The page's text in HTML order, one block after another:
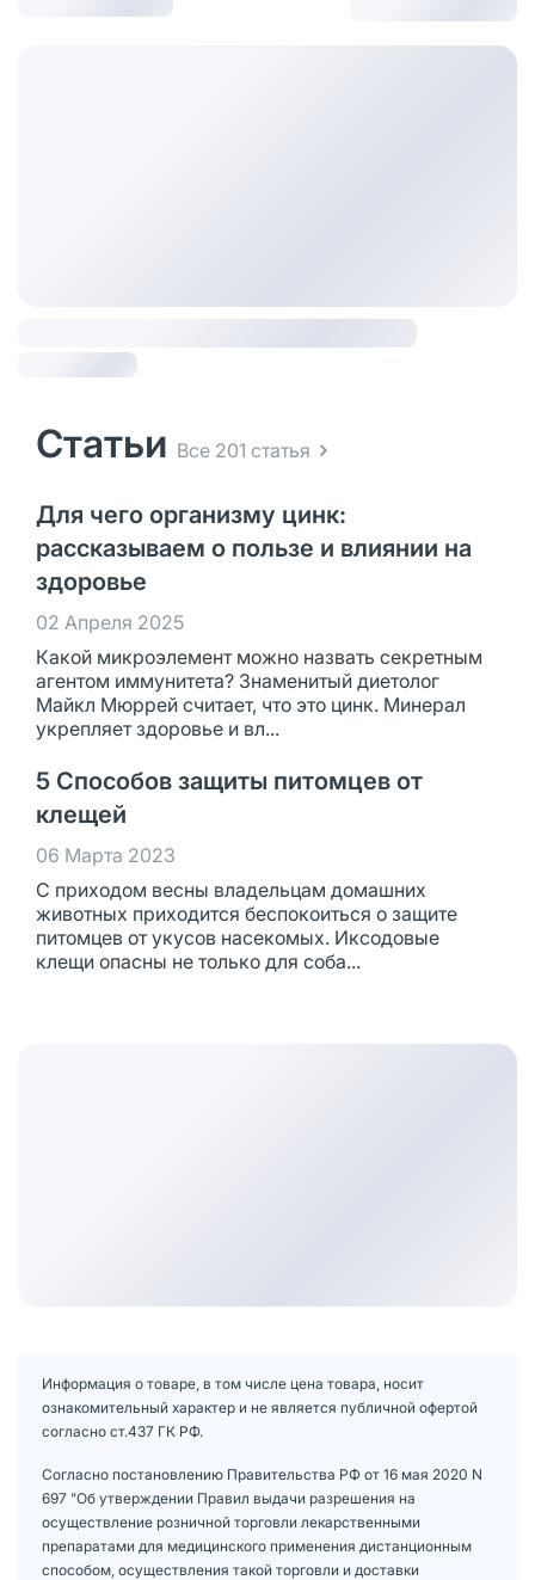
Статьи Все 201 статья
Для чего организму цинк:
рассказываем о пользе и влиянии на
здоровье
02 Апреля 2025
Какой микроэлемент можно назвать секретным
агентом иммунитета? Знаменитый диетолог
Майкл Мюррей считает, что это цинк. Минерал
укрепляет здоровье и вл...
5 Способов защиты питомцев от
клещей
06 Марта 2023
С приходом весны владельцам домашних
животных приходится беспокоиться о защите
питомцев от укусов насекомых. Иксодовые
клещи опасны не только для соба...
Информация о товаре, в том числе цена товара, носит
ознакомительный характер и не является публичной офертой
согласно ст.437 ГК РФ.
Согласно постановлению Правительства РФ от 16 мая 2020 N
697 "Об утверждении Правил выдачи разрешения на
осуществление розничной торговли лекарственными
препаратами для медицинского применения дистанционным
способом, осуществления такой торговли и доставки